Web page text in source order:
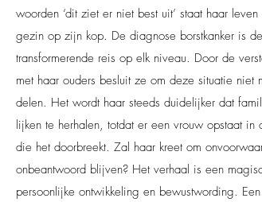
woorden ‘dit ziet er niet best uit’ staat haar
gezin op zijn kop. De diagnose borstkanker is
transformerende reis op elk niveau. Door de
met haar ouders besluit ze om deze situatie niet
delen. Het wordt haar steeds duidelijker dat
lijken te herhalen, totdat er een vrouw opstaat in
die het doorbreekt. Zal haar kreet om
onbeantwoord blijven? Het verhaal is een
persoonlijke ontwikkeling en bewustwording.